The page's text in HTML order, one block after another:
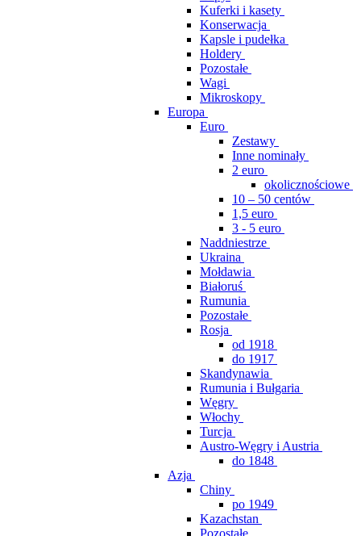
Kuferki i kasety
Konserwacja
Kapsle i pudełka
Holdery
Pozostałe
Wagi
Mikroskopy
Europa
Euro
Zestawy
Inne nominały
2 euro
okolicznościowe
10 – 50 centów
1,5 euro
3 - 5 euro
Naddniestrze
Ukraina
Mołdawia
Białoruś
Rumunia
Pozostałe
Rosja
od 1918
do 1917
Skandynawia
Rumunia i Bułgaria
Węgry
Włochy
Turcja
Austro-Węgry i Austria
do 1848
Azja
Chiny
po 1949
Kazachstan
Pozostałe